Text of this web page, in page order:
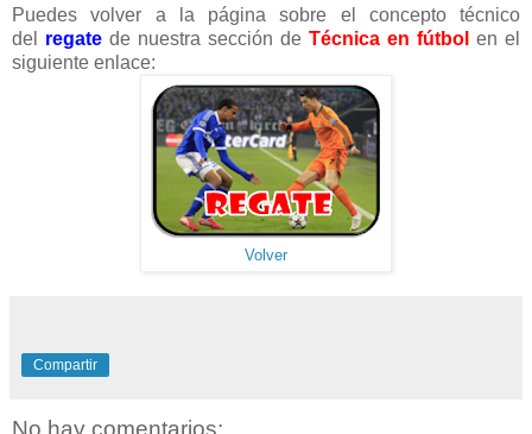
Puedes volver a la página sobre el concepto técnico
del regate de nuestra sección de Técnica en fútbol en el
siguiente enlace:
Volver
Compartir
No hay comentarios: